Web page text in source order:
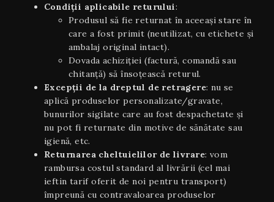
Condiţii aplicabile returului:
Produsul să fie returnat în aceeaşi stare în
care a fost primit (neutilizat, cu etichete și
ambalaj original intact).
Dovada achiziției (factură, comandă sau
chitanță) să însoțească returul.
Excepții de la dreptul de retragere: nu se
aplică produselor personalizate/gravate,
bunurilor sigilate care au fost despachetate și
nu pot fi returnate din motive de sănătate sau
igienă, etc.
Returnarea cheltuielilor de livrare: vom
rambursa costul standard al livrării (cel mai
ieftin tarif oferit de noi pentru transport)
împreună cu contravaloarea produselor